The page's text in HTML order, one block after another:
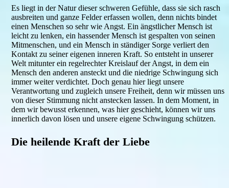
Es liegt in der Natur dieser schweren Gefühle, dass sie sich rasch
ausbreiten und ganze Felder erfassen wollen, denn nichts bindet
einen Menschen so sehr wie Angst. Ein ängstlicher Mensch ist
leicht zu lenken, ein hassender Mensch ist gespalten von seinen
Mitmenschen, und ein Mensch in ständiger Sorge verliert den
Kontakt zu seiner eigenen inneren Kraft. So entsteht in unserer
Welt mitunter ein regelrechter Kreislauf der Angst, in dem ein
Mensch den anderen ansteckt und die niedrige Schwingung sich
immer weiter verdichtet. Doch genau hier liegt unsere
Verantwortung und zugleich unsere Freiheit, denn wir müssen uns
von dieser Stimmung nicht anstecken lassen. In dem Moment, in
dem wir bewusst erkennen, was hier geschieht, können wir uns
innerlich davon lösen und unsere eigene Schwingung schützen.
Die heilende Kraft der Liebe